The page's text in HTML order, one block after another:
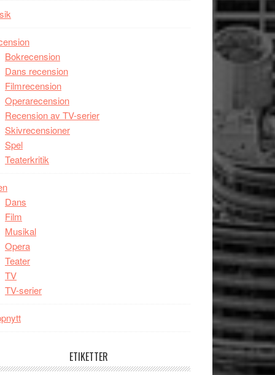
Bokrecension
Dans recension
Filmrecension
Operarecension
Recension av TV-serier
Skivrecensioner
Spel
Teaterkritik
Dans
Film
Musikal
Opera
Teater
TV
TV-serier
ETIKETTER